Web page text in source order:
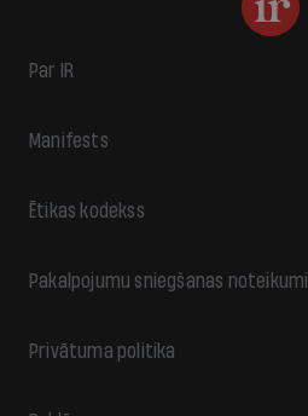
Par IR
Manifests
Ētikas kodekss
Pakalpojumu sniegšanas noteikumi
Privātuma politika